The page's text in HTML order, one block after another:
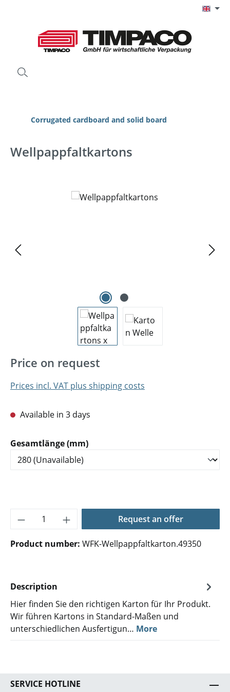
Corrugated cardboard and solid board
Wellpappfaltkartons
Skip image gallery
Price on request
Prices incl. VAT plus shipping costs
Available in 3 days
Select
Gesamtlänge (mm)
Product Quantity: Enter the desired
Request an offer
Product number: WFK-Wellpappfaltkarton.49350
Description
Hier finden Sie den richtigen Karton für Ihr Produkt.
Wir führen Kartons in Standard-Maßen und
unterschiedlichen Ausfertigun… More
SERVICE HOTLINE